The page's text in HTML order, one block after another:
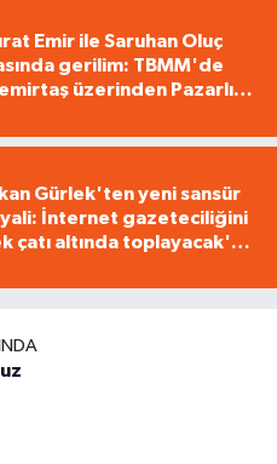
Emir ile Saruhan Oluç
gerilim: TBMM'de
üzerinden Pazarlık
Gürlek'ten yeni sansür
İnternet gazeteciliğini
çatı altında toplayacak'